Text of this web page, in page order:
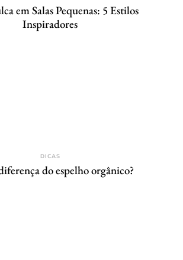
em Salas Pequenas: 5 Estilos
Inspiradores
DICAS
do espelho orgânico?